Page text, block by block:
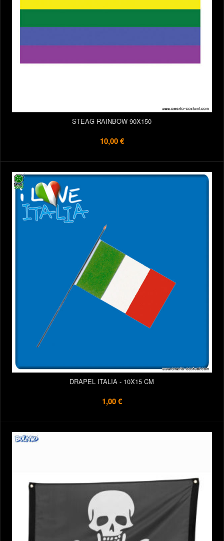
STEAG RAINBOW 90X150
10,00 €
DRAPEL ITALIA - 10X15 CM
1,00 €